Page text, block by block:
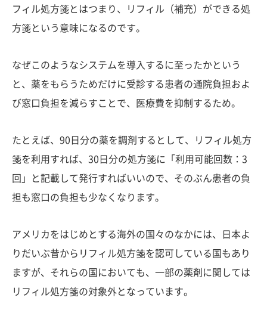
フィル処方箋とはつまり、リフィル（補充）ができる処
方箋という意味になるのです。
なぜこのようなシステムを導入するに至ったかという
と、薬をもらうためだけに受診する患者の通院負担およ
び窓口負担を減らすことで、医療費を抑制するため。
たとえば、90日分の薬を調剤するとして、リフィル処方
箋を利用すれば、30日分の処方箋に「利用可能回数：3
回」と記載して発行すればいいので、そのぶん患者の負
担も窓口の負担も少なくなります。
アメリカをはじめとする海外の国々のなかには、日本よ
りだいぶ昔からリフィル処方箋を認可している国もあり
ますが、それらの国においても、一部の薬剤に関しては
リフィル処方箋の対象外となっています。